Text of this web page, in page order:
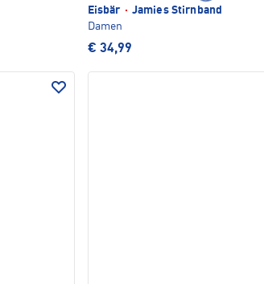
Eisbär · Jamies Stirnband
Damen
€ 34,99